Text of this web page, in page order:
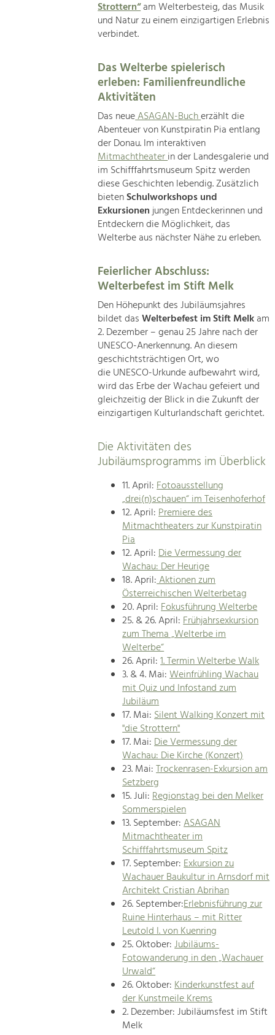
Strottern“am Welterbesteig, das Musik
und Natur zu einem einzigartigen Erlebnis
verbindet.
Das Welterbe spielerisch
erleben: Familienfreundliche
Aktivitäten
Das neueASAGAN-Bucherzählt die
Abenteuer von Kunstpiratin Pia entlang
der Donau. Im interaktiven
Mitmachtheaterin der Landesgalerie und
im Schifffahrtsmuseum Spitz werden
diese Geschichten lebendig. Zusätzlich
bietenSchulworkshops und
Exkursionenjungen Entdeckerinnen und
Entdeckern die Möglichkeit, das
Welterbe aus nächster Nähe zu erleben.
Feierlicher Abschluss:
Welterbefest im Stift Melk
Den Höhepunkt des Jubiläumsjahres
bildet dasWelterbefest im Stift Melkam
2. Dezember – genau 25 Jahre nach der
UNESCO-Anerkennung. An diesem
geschichtsträchtigen Ort, wo
die UNESCO-Urkunde aufbewahrt wird,
wird das Erbe der Wachau gefeiert und
gleichzeitig der Blick in die Zukunft der
einzigartigen Kulturlandschaft gerichtet.
Die Aktivitäten des
Jubiläumsprogramms im Überblick
11. April:Fotoausstellung
„drei(n)schauen“ im Teisenhoferhof
12. April:Premiere des
Mitmachtheaters zur Kunstpiratin
Pia
12. April:Die Vermessung der
Wachau: Der Heurige
18. April:Aktionen zum
Österreichischen Welterbetag
20. April:Fokusführung Welterbe
25. & 26. April:Frühjahrsexkursion
zum Thema „Welterbe im
Welterbe“
26. April:1. Termin Welterbe Walk
3. & 4. Mai:Weinfrühling Wachau
mit Quiz und Infostand zum
Jubiläum
17. Mai:Silent Walking Konzert mit
"die Strottern"
17. Mai:Die Vermessung der
Wachau: Die Kirche (Konzert)
23. Mai:Trockenrasen-Exkursion am
Setzberg
15. Juli:Regionstag bei den Melker
Sommerspielen
13. September:ASAGAN
Mitmachtheater im
Schifffahrtsmuseum Spitz
17. September:Exkursion zu
Wachauer Baukultur in Arnsdorf mit
Architekt Cristian Abrihan
26. September:Erlebnisführung zur
Ruine Hinterhaus – mit Ritter
Leutold I. von Kuenring
25. Oktober:Jubiläums-
Fotowanderung in den „Wachauer
Urwald“
26. Oktober:Kinderkunstfest auf
der Kunstmeile Krems
2. Dezember: Jubiläumsfest im Stift
Melk